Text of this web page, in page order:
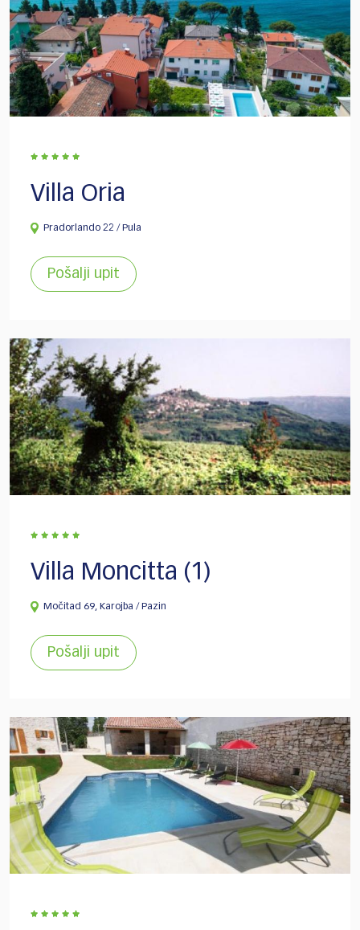
Villa Oria
Pradorlando 22 / Pula
Pošalji upit
Villa Moncitta (1)
Močitad 69, Karojba / Pazin
Pošalji upit